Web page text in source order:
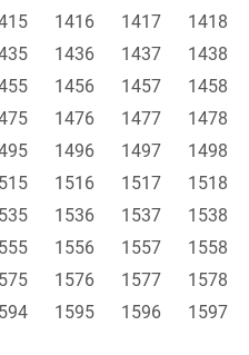
1416 1417 1418
1436 1437 1438
1456 1457 1458
1476 1477 1478
1496 1497 1498
1516 1517 1518
1536 1537 1538
1556 1557 1558
1576 1577 1578
1595 1596 1597